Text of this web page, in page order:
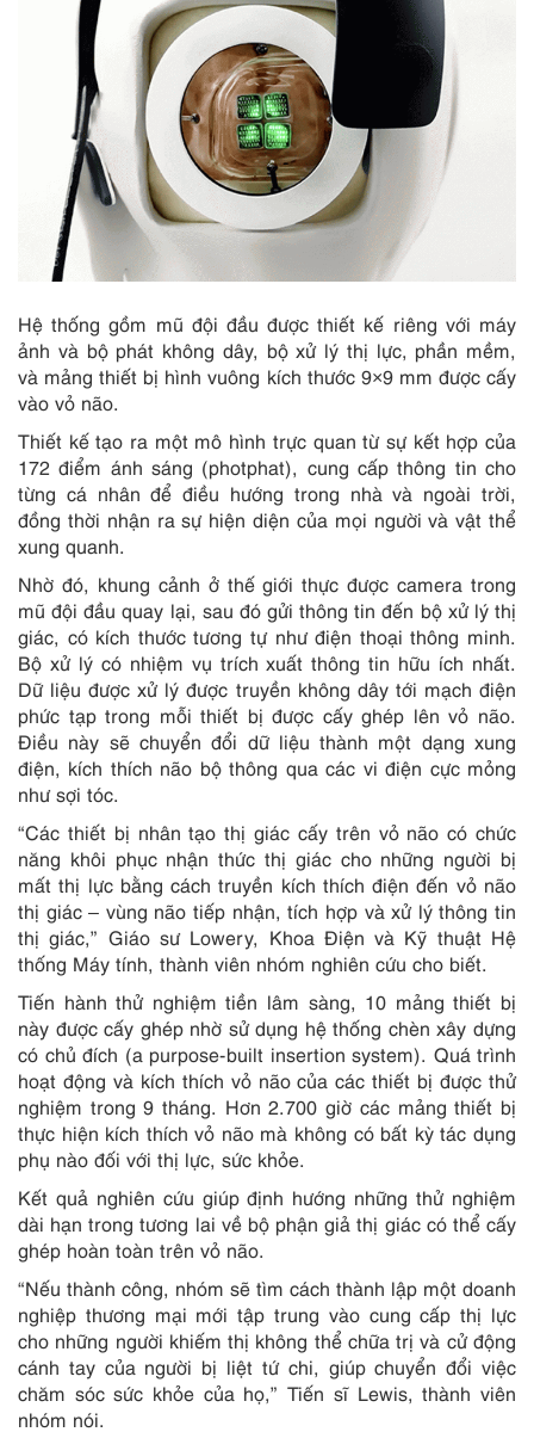
Hệ thống gồm mũ đội đầu được thiết kế riêng với máy
ảnh và bộ phát không dây, bộ xử lý thị lực, phần mềm,
và mảng thiết bị hình vuông kích thước 9×9 mm được cấy
vào vỏ não.
Thiết kế tạo ra một mô hình trực quan từ sự kết hợp của
172 điểm ánh sáng (photphat), cung cấp thông tin cho
từng cá nhân để điều hướng trong nhà và ngoài trời,
đồng thời nhận ra sự hiện diện của mọi người và vật thể
xung quanh.
Nhờ đó, khung cảnh ở thế giới thực được camera trong
mũ đội đầu quay lại, sau đó gửi thông tin đến bộ xử lý thị
giác, có kích thước tương tự như điện thoại thông minh.
Bộ xử lý có nhiệm vụ trích xuất thông tin hữu ích nhất.
Dữ liệu được xử lý được truyền không dây tới mạch điện
phức tạp trong mỗi thiết bị được cấy ghép lên vỏ não.
Điều này sẽ chuyển đổi dữ liệu thành một dạng xung
điện, kích thích não bộ thông qua các vi điện cực mỏng
như sợi tóc.
“Các thiết bị nhân tạo thị giác cấy trên vỏ não có chức
năng khôi phục nhận thức thị giác cho những người bị
mất thị lực bằng cách truyền kích thích điện đến vỏ não
thị giác – vùng não tiếp nhận, tích hợp và xử lý thông tin
thị giác,” Giáo sư Lowery, Khoa Điện và Kỹ thuật Hệ
thống Máy tính, thành viên nhóm nghiên cứu cho biết.
Tiến hành thử nghiệm tiền lâm sàng, 10 mảng thiết bị
này được cấy ghép nhờ sử dụng hệ thống chèn xây dựng
có chủ đích (a purpose-built insertion system). Quá trình
hoạt động và kích thích vỏ não của các thiết bị được thử
nghiệm trong 9 tháng. Hơn 2.700 giờ các mảng thiết bị
thực hiện kích thích vỏ não mà không có bất kỳ tác dụng
phụ nào đối với thị lực, sức khỏe.
Kết quả nghiên cứu giúp định hướng những thử nghiệm
dài hạn trong tương lai về bộ phận giả thị giác có thể cấy
ghép hoàn toàn trên vỏ não.
“Nếu thành công, nhóm sẽ tìm cách thành lập một doanh
nghiệp thương mại mới tập trung vào cung cấp thị lực
cho những người khiếm thị không thể chữa trị và cử động
cánh tay của người bị liệt tứ chi, giúp chuyển đổi việc
chăm sóc sức khỏe của họ,” Tiến sĩ Lewis, thành viên
nhóm nói.